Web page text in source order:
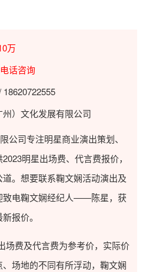
万
电话咨询
18620722555
州）文化发展有限公司
司专注明星商业演出策划、
明星出场费、代言费报价，
。想要联系鞠文娴活动演出及
致电鞠文娴经纪人——陈星，获
报价。
费及代言费为参考价，实际价
场地的不同有所浮动，鞠文娴